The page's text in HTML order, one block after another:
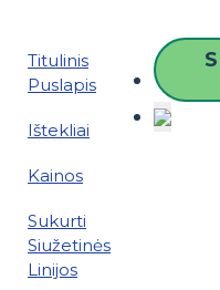
Titulinis
Puslapis
Ištekliai
Kainos
Sukurti
Siužetinės
Linijos